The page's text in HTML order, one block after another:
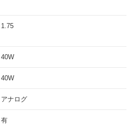
1.75
40W
40W
アナログ
有